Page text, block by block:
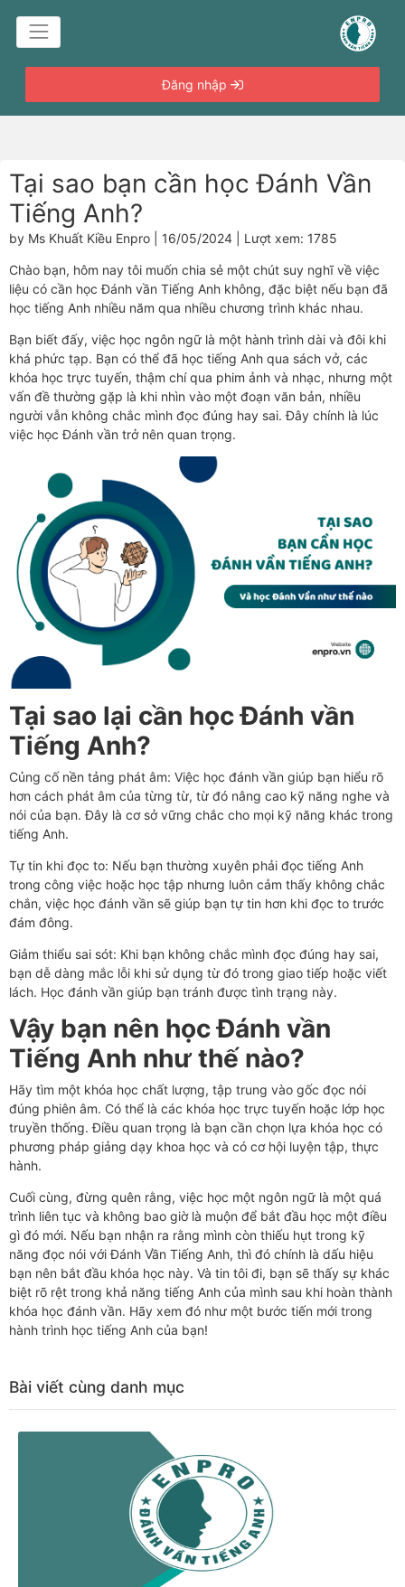
Đăng nhập
Tại sao bạn cần học Đánh Vần
Tiếng Anh?
by Ms Khuất Kiều Enpro | 16/05/2024 | Lượt xem: 1785
Chào bạn, hôm nay tôi muốn chia sẻ một chút suy nghĩ về việc
liệu có cần học Đánh vần Tiếng Anh không, đặc biệt nếu bạn đã
học tiếng Anh nhiều năm qua nhiều chương trình khác nhau.
Bạn biết đấy, việc học ngôn ngữ là một hành trình dài và đôi khi
khá phức tạp. Bạn có thể đã học tiếng Anh qua sách vở, các
khóa học trực tuyến, thậm chí qua phim ảnh và nhạc, nhưng một
vấn đề thường gặp là khi nhìn vào một đoạn văn bản, nhiều
người vẫn không chắc mình đọc đúng hay sai. Đây chính là lúc
việc học Đánh vần trở nên quan trọng.
Tại sao lại cần học Đánh vần
Tiếng Anh?
Củng cố nền tảng phát âm: Việc học đánh vần giúp bạn hiểu rõ
hơn cách phát âm của từng từ, từ đó nâng cao kỹ năng nghe và
nói của bạn. Đây là cơ sở vững chắc cho mọi kỹ năng khác trong
tiếng Anh.
Tự tin khi đọc to: Nếu bạn thường xuyên phải đọc tiếng Anh
trong công việc hoặc học tập nhưng luôn cảm thấy không chắc
chắn, việc học đánh vần sẽ giúp bạn tự tin hơn khi đọc to trước
đám đông.
Giảm thiểu sai sót: Khi bạn không chắc mình đọc đúng hay sai,
bạn dễ dàng mắc lỗi khi sử dụng từ đó trong giao tiếp hoặc viết
lách. Học đánh vần giúp bạn tránh được tình trạng này.
Vậy bạn nên học Đánh vần
Tiếng Anh như thế nào?
Hãy tìm một khóa học chất lượng, tập trung vào gốc đọc nói
đúng phiên âm. Có thể là các khóa học trực tuyến hoặc lớp học
truyền thống. Điều quan trọng là bạn cần chọn lựa khóa học có
phương pháp giảng dạy khoa học và có cơ hội luyện tập, thực
hành.
Cuối cùng, đừng quên rằng, việc học một ngôn ngữ là một quá
trình liên tục và không bao giờ là muộn để bắt đầu học một điều
gì đó mới. Nếu bạn nhận ra rằng mình còn thiếu hụt trong kỹ
năng đọc nói với Đánh Vần Tiếng Anh, thì đó chính là dấu hiệu
bạn nên bắt đầu khóa học này. Và tin tôi đi, bạn sẽ thấy sự khác
biệt rõ rệt trong khả năng tiếng Anh của mình sau khi hoàn thành
khóa học đánh vần. Hãy xem đó như một bước tiến mới trong
hành trình học tiếng Anh của bạn!
Bài viết cùng danh mục